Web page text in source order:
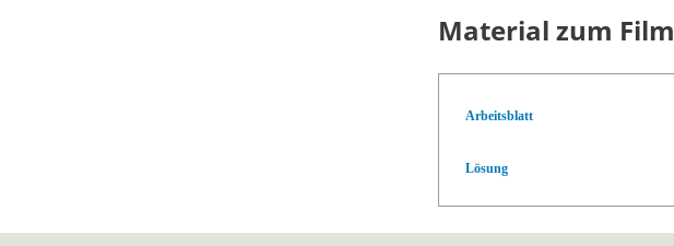
Material zum Film
Arbeitsblatt
Lösung